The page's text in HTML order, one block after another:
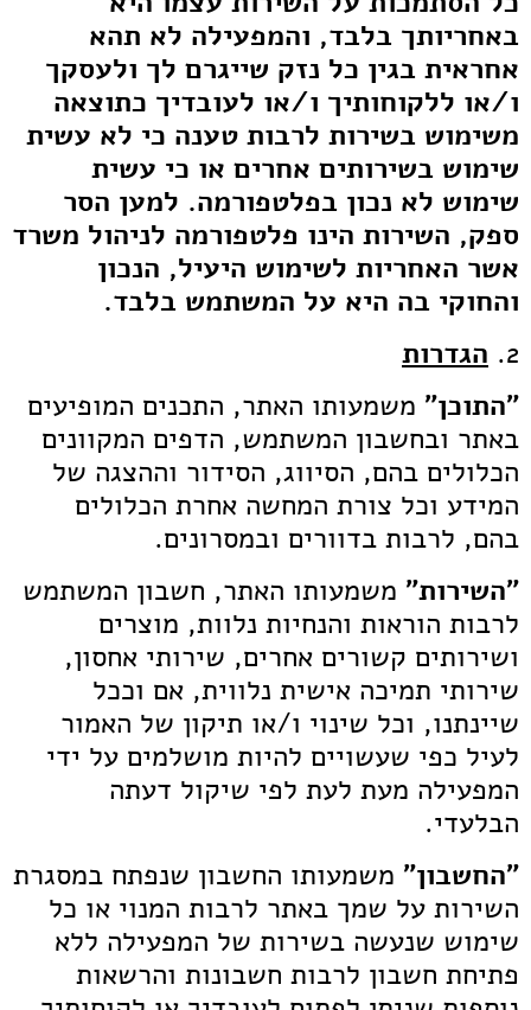
באחריותך בלבד, והמפעילה לא תהא
אחראית בגין כל נזק שייגרם לך ולעסקך
ו/או ללקוחותיך ו/או לעובדיך כתוצאה
משימוש בשירות לרבות טענה כי לא עשית
שימוש בשירותים אחרים או כי עשית
שימוש לא נכון בפלטפורמה. למען הסר
ספק, השירות הינו פלטפורמה לניהול משרד
אשר האחריות לשימוש היעיל, הנכון
והחוקי בה היא על המשתמש בלבד.
2. הגדרות
"התוכן" משמעותו האתר, התכנים המופיעים
באתר ובחשבון המשתמש, הדפים המקוונים
הכלולים בהם, הסיווג, הסידור וההצגה של
המידע וכל צורת המחשה אחרת הכלולים
בהם, לרבות בדוורים ובמסרונים.
"השירות" משמעותו האתר, חשבון המשתמש
לרבות הוראות והנחיות נלוות, מוצרים
ושירותים קשורים אחרים, שירותי אחסון,
שירותי תמיכה אישית נלווית, אם וככל
שיינתנו, וכל שינוי ו/או תיקון של האמור
לעיל כפי שעשויים להיות מושלמים על ידי
המפעילה מעת לעת לפי שיקול דעתה
הבלעדי.
"החשבון" משמעותו החשבון שנפתח במסגרת
השירות על שמך באתר לרבות המנוי או כל
שימוש שנעשה בשירות של המפעילה ללא
פתיחת חשבון לרבות חשבונות והרשאות